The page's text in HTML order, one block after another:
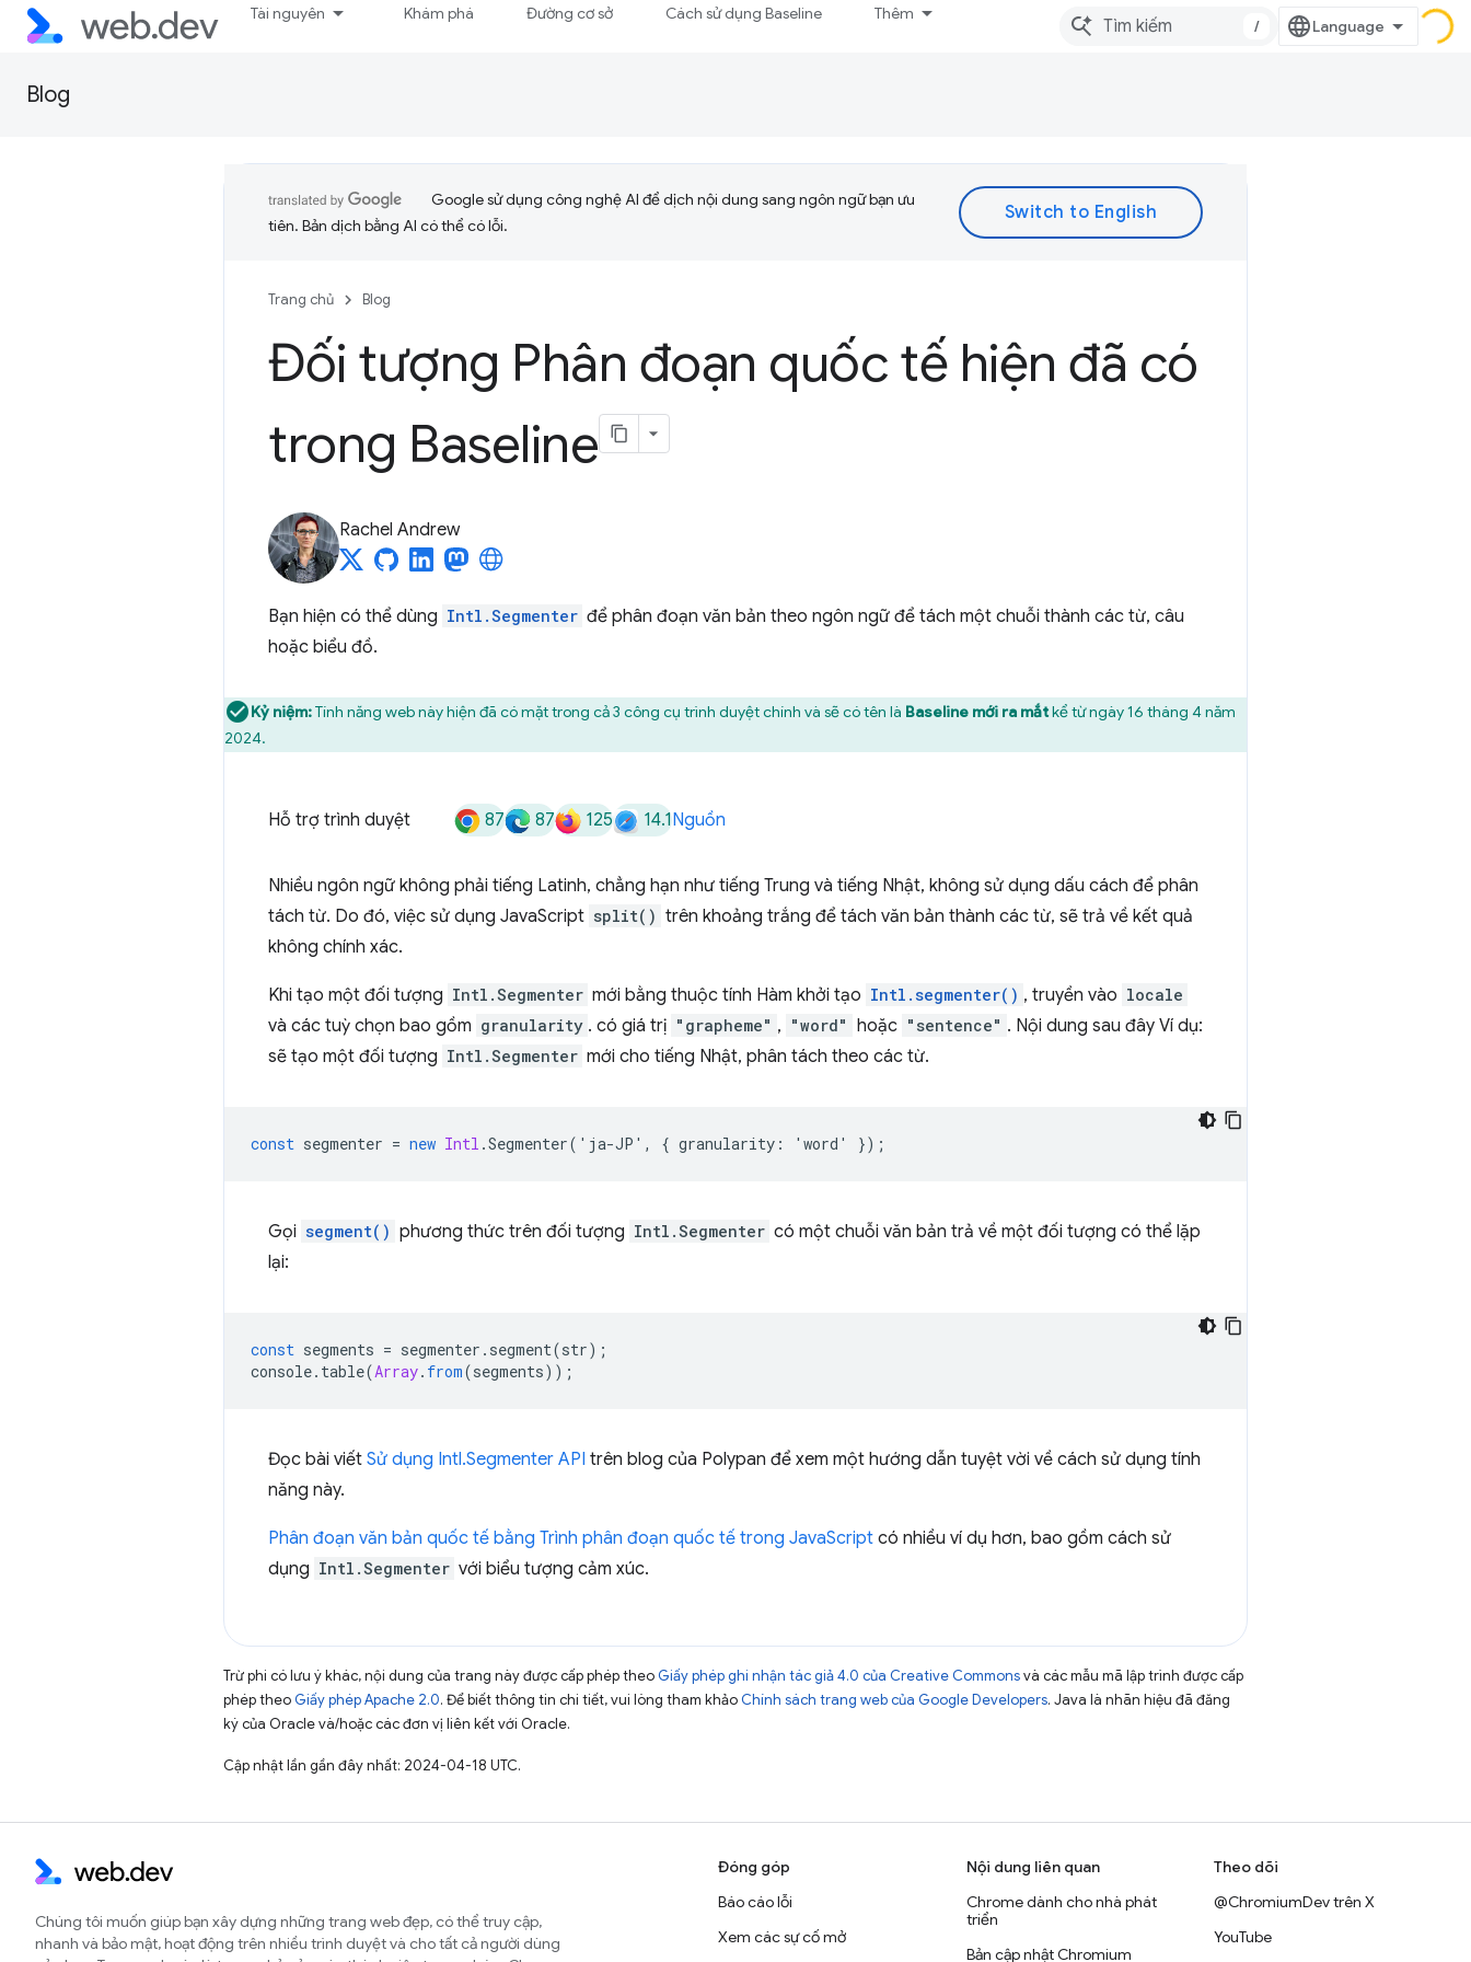
Tài nguyên Khám phá Đường cơ sở Cách sử dụng Baseline Thêm
/
Blog
Google sử dụng công nghệ AI để dịch nội dung sang ngôn ngữ bạn ưu
tiên. Bản dịch bằng AI có thể có lỗi.
Trang chủ Blog
Đối tượng Phân đoạn quốc tế hiện đã có
trong Baseline
Rachel Andrew
Bạn hiện có thể dùng Intl.Segmenter để phân đoạn văn bản theo ngôn ngữ để tách một chuỗi thành các từ, câu
hoặc biểu đồ.
Kỷ niệm:Tính năng web này hiện đã có mặt trong cả 3 công cụ trình duyệt chính và sẽ có tên là Baseline mới ra mắtkể từ ngày 16 tháng 4 năm
2024.
Hỗ trợ trình duyệt 87 87 125 14.1Nguồn
Nhiều ngôn ngữ không phải tiếng Latinh, chẳng hạn như tiếng Trung và tiếng Nhật, không sử dụng dấu cách để phân
tách từ. Do đó, việc sử dụng JavaScript split() trên khoảng trắng để tách văn bản thành các từ, sẽ trả về kết quả
không chính xác.
Khi tạo một đối tượng Intl.Segmenter mới bằng thuộc tính Hàm khởi tạo Intl.segmenter() , truyền vào locale
và các tuỳ chọn bao gồm granularity . có giá trị "grapheme" , "word" hoặc "sentence" . Nội dung sau đây Ví dụ:
sẽ tạo một đối tượng Intl.Segmenter mới cho tiếng Nhật, phân tách theo các từ.
const segmenter = new Intl .Segmenter( ' ja-JP ' , { granularity : ' word ' });
Gọi segment() phương thức trên đối tượng Intl.Segmenter có một chuỗi văn bản trả về một đối tượng có thể lặp
lại:
const segments = segmenter . segment(str);
console. table(Array. from(segments));
Đọc bài viết Sử dụng Intl.Segmenter API trên blog của Polypan để xem một hướng dẫn tuyệt vời về cách sử dụng tính
năng này.
Phân đoạn văn bản quốc tế bằng Trình phân đoạn quốc tế trong JavaScript có nhiều ví dụ hơn, bao gồm cách sử
dụng Intl.Segmenter với biểu tượng cảm xúc.
Trừ phi có lưu ý khác, nội dung của trang này được cấp phép theo Giấy phép ghi nhận tác giả 4.0 của Creative Commonsvà các mẫu mã lập trình được cấp
phép theo Giấy phép Apache 2.0. Để biết thông tin chi tiết, vui lòng tham khảo Chính sách trang web của Google Developers. Java là nhãn hiệu đã đăng
ký của Oracle và/hoặc các đơn vị liên kết với Oracle.
Cập nhật lần gần đây nhất: 2024-04-18 UTC.
Chúng tôi muốn giúp bạn xây dựng những trang web đẹp, có thể truy cập,
nhanh và bảo mật, hoạt động trên nhiều trình duyệt và cho tất cả người dùng
Đóng góp
Báo cáo lỗi
Xem các sự cố mở
Nội dung liên quan
Chrome dành cho nhà phát
triển
Bản cập nhật Chromium
Theo dõi
@ChromiumDev trên X
YouTube